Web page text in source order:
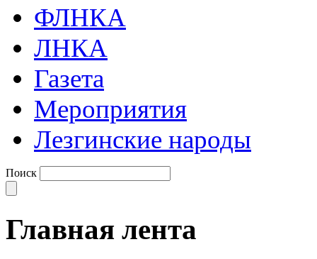
ФЛНКА
ЛНКА
Газета
Мероприятия
Лезгинские народы
Поиск
Главная лента